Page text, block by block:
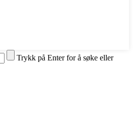
Trykk på Enter for å søke eller